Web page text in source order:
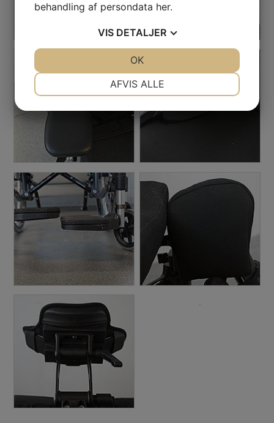
behandling af persondata her.
VIS DETALJER
AFVIS ALLE
OK